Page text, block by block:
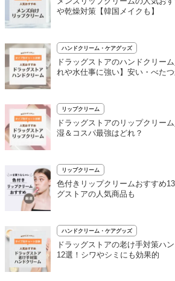
や乾燥対策【韓国メイクも】
ハンドクリーム・ケアグッズ
ドラッグストアのハンドクリー
れや水仕事に強い】安い・べた
リップクリーム
ドラッグストアのリップクリー
湿＆コスパ最強はどれ？
リップクリーム
色付きリップクリームおすすめ
グストアの人気商品も
ハンドクリーム・ケアグッズ
ドラッグストアの老け手対策ハ
12選！シワやシミにも効果的